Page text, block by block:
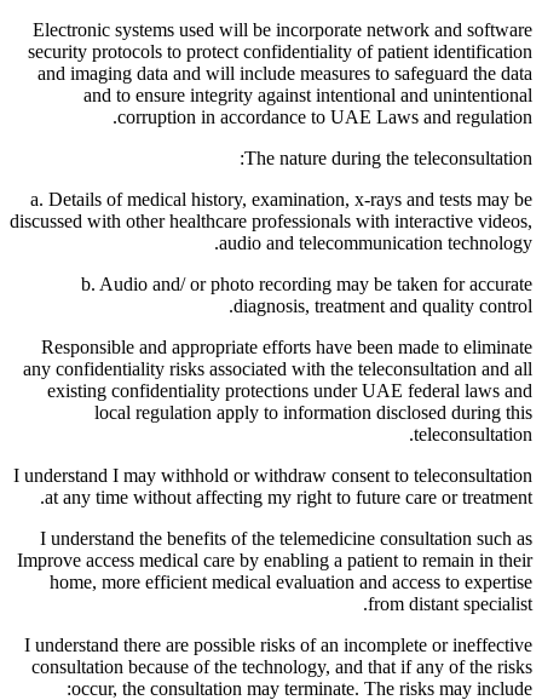
Electronic systems used will be incorporate network and software
security protocols to protect confidentiality of patient identification
and imaging data and will include measures to safeguard the data
and to ensure integrity against intentional and unintentional
corruption in accordance to UAE Laws and regulation.
The nature during the teleconsultation:
a. Details of medical history, examination, x-rays and tests may be
discussed with other healthcare professionals with interactive videos,
audio and telecommunication technology.
b. Audio and/ or photo recording may be taken for accurate
diagnosis, treatment and quality control.
Responsible and appropriate efforts have been made to eliminate
any confidentiality risks associated with the teleconsultation and all
existing confidentiality protections under UAE federal laws and
local regulation apply to information disclosed during this
teleconsultation.
I understand I may withhold or withdraw consent to teleconsultation
at any time without affecting my right to future care or treatment.
I understand the benefits of the telemedicine consultation such as
Improve access medical care by enabling a patient to remain in their
home, more efficient medical evaluation and access to expertise
from distant specialist.
I understand there are possible risks of an incomplete or ineffective
consultation because of the technology, and that if any of the risks
occur, the consultation may terminate. The risks may include: